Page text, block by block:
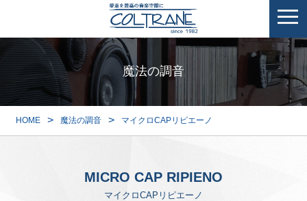
魔法の調音
HOME > 魔法の調音 > マイクロCAPリピエーノ
MICRO CAP RIPIENO
マイクロCAPリピエーノ